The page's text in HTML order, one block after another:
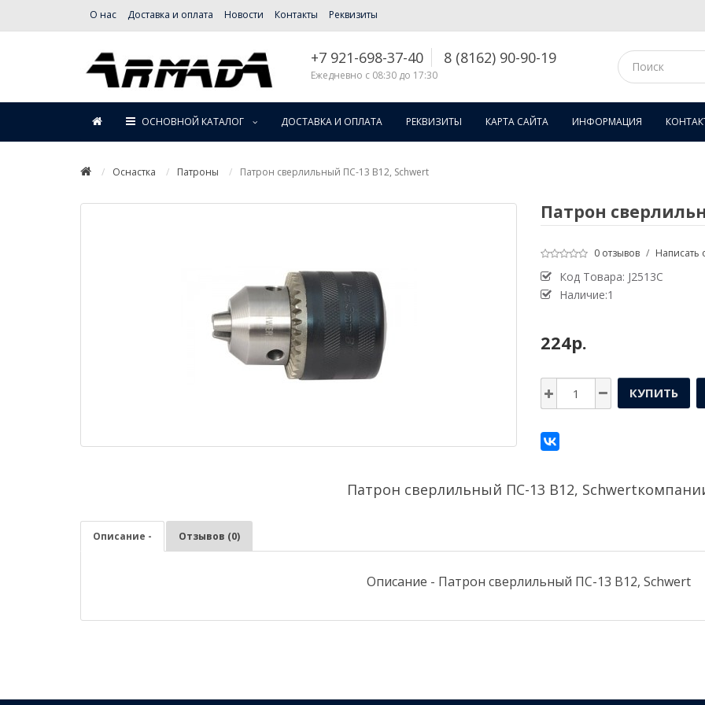
О нас Доставка и оплата Новости Контакты Реквизиты
+7 921-698-37-40 8 (8162) 90-90-19
Ежедневно с 08:30 до 17:30
ОСНОВНОЙ КАТАЛОГ ДОСТАВКА И ОПЛАТА РЕКВИЗИТЫ КАРТА САЙТА ИНФОРМАЦИЯ
Оснастка Патроны Патрон сверлильный ПС-13 В12, Schwert
Патрон
0 отзывов / Написать
Код Товара: J2513C
Наличие:1
224р.
КУПИТЬ
Патрон сверлильный ПС-13 В12,
Описание - Отзывов (0)
Описание - Патрон сверлильный ПС-13 В12, Schwert